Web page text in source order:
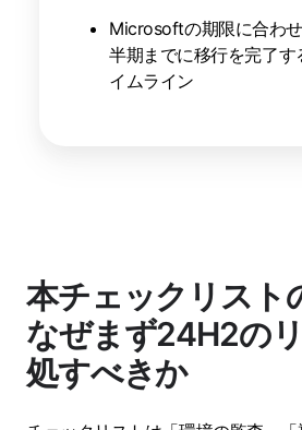
Microsoftの期限に合わ
半期までに移行を完了す
イムライン
本チェックリスト
なぜまず24H2の
処すべきか